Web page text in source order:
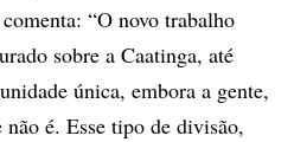
“O novo trabalho
sobre a Caatinga, até
única, embora a gente,
é. Esse tipo de divisão,